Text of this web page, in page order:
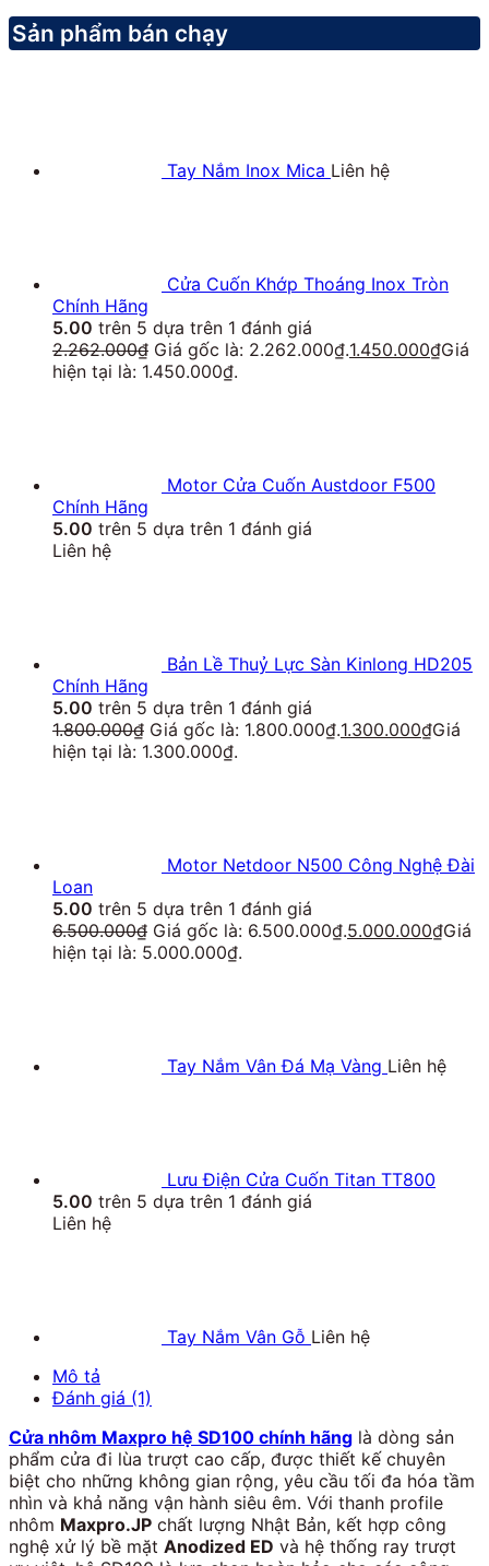
Sản phẩm bán chạy
Tay Nắm Inox Mica Liên hệ
Cửa Cuốn Khớp Thoáng Inox Tròn
Chính Hãng
5.00 trên 5 dựa trên 1 đánh giá
2.262.000₫ Giá gốc là: 2.262.000₫.1.450.000₫Giá
hiện tại là: 1.450.000₫.
Motor Cửa Cuốn Austdoor F500
Chính Hãng
5.00 trên 5 dựa trên 1 đánh giá
Liên hệ
Bản Lề Thuỷ Lực Sàn Kinlong HD205
Chính Hãng
5.00 trên 5 dựa trên 1 đánh giá
1.800.000₫ Giá gốc là: 1.800.000₫.1.300.000₫Giá
hiện tại là: 1.300.000₫.
Motor Netdoor N500 Công Nghệ Đài
Loan
5.00 trên 5 dựa trên 1 đánh giá
6.500.000₫ Giá gốc là: 6.500.000₫.5.000.000₫Giá
hiện tại là: 5.000.000₫.
Tay Nắm Vân Đá Mạ Vàng Liên hệ
Lưu Điện Cửa Cuốn Titan TT800
5.00 trên 5 dựa trên 1 đánh giá
Liên hệ
Tay Nắm Vân Gỗ Liên hệ
Mô tả
Đánh giá (1)
Cửa nhôm Maxpro hệ SD100 chính hãng là dòng sản
phẩm cửa đi lùa trượt cao cấp, được thiết kế chuyên
biệt cho những không gian rộng, yêu cầu tối đa hóa tầm
nhìn và khả năng vận hành siêu êm. Với thanh profile
nhôm Maxpro.JP chất lượng Nhật Bản, kết hợp công
nghệ xử lý bề mặt Anodized ED và hệ thống ray trượt